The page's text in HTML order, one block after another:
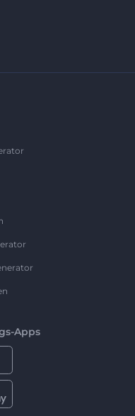
Apps